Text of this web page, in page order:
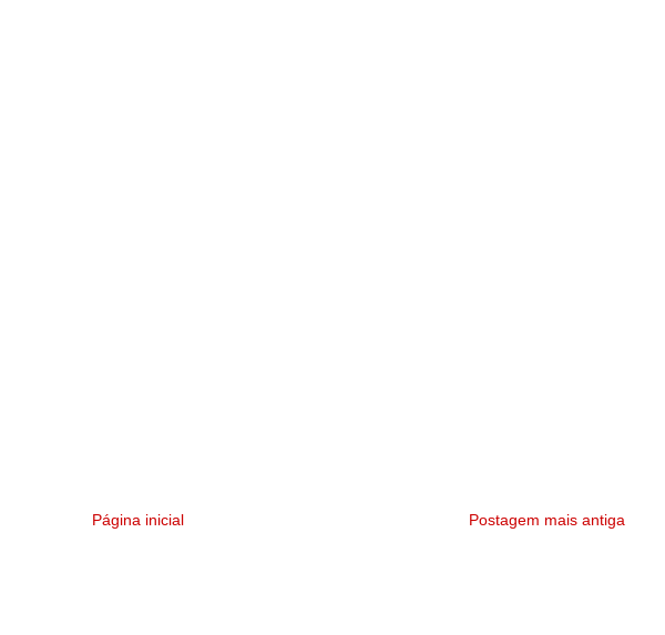
Postagem mais antiga
Página inicial